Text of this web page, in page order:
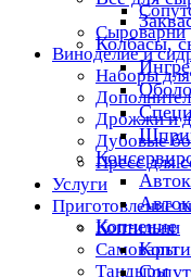
Сыроварни
Виноделие и
Наборы для
Дрожжи и
Дубовые
Пресс для
Услуги
Приготовление
Коптильни
Самовары
Тандыры
Колбасы,
Копчение